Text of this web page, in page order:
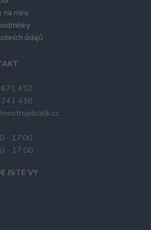
na míru
údajů
452
438
- 17:00
- 17:00
JSTE VY